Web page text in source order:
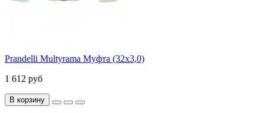
Prandelli Multyrama Муфта (32х3,0)
1 612 руб
В корзину